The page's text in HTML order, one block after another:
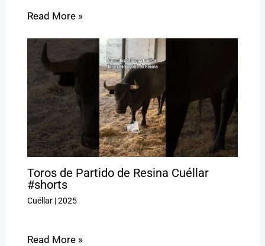
Read More »
Toros de Partido de Resina Cuéllar
#shorts
Cuéllar|2025
Read More »